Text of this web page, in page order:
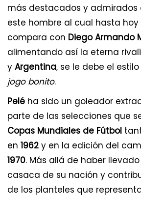
más destacados y admirados
este hombre al cual hasta
compara con Diego Armando
alimentando así la eterna
y Argentina, se le debe el
jogo bonito.
Pelé ha sido un goleador
parte de las selecciones que
Copas Mundiales de Fútbol
en 1962 y en la edición del
1970. Más allá de haber
casaca de su nación y
de los planteles que